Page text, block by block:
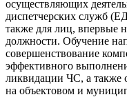
осуществляющих
диспетчерских служб
также для лиц, впервые
должности. Обучение
совершенствование
эффективного
ликвидации ЧС, а также
на объектовом и